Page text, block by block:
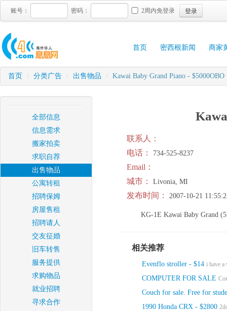
账号： 密码： 2周内免登录 登录
首页 密西根新闻 商家
首页 / 分类广告 / 出售物品 / Kawai Baby Grand Piano - $5000OBO
全部信息
信息需求
搬家拍卖
求职自荐
出售物品
公寓转租
招聘保姆
房屋售租
招聘请人
交友征婚
旧车转售
服务提供
求购物品
就业招聘
寻求合作
联系人：
电话：
734-525-8237
Email：
城市：
Livonia, MI
发布时间： 2007-10-21
KG-1E Kawai Baby Grand
相关推荐
Evenflo stroller - $14 i have a
COMPUTER FOR SALE
Couch for sale. Free for
1990 Honda CRX - $2800